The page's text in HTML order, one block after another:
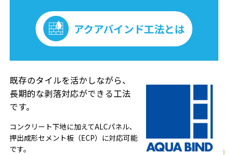
アクアバインド工法とは
既存のタイルを活かしながら、
長期的な剥落対応ができる工法
です。
コンクリート下地に加えてALCパネル、
押出成形セメント板（ECP）に対応可能
です。